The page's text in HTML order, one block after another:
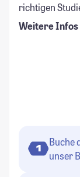
richtigen
Weitere Infos
1
Buche
unser